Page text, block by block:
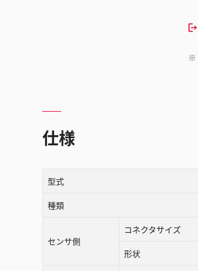
※
仕様
型式
種類
センサ側
コネクタサイズ
形状